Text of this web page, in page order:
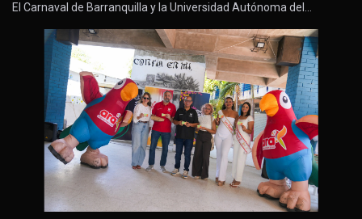
El Carnaval de Barranquilla y la Universidad Autónoma del…